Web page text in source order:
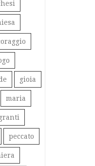
gioia
maria
peccato